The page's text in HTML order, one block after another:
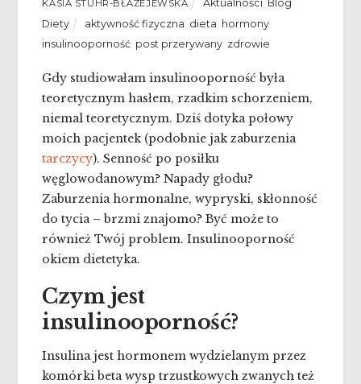
KASIA STUHR-BŁAŻEJEWSKA Aktualności Blog
Diety
aktywność fizyczna dieta hormony
insulinooporność post przerywany zdrowie
Gdy studiowałam insulinooporność była
teoretycznym hasłem, rzadkim schorzeniem,
niemal teoretycznym. Dziś dotyka połowy
moich pacjentek (podobnie jak zaburzenia
tarczycy). Senność po posiłku
węglowodanowym? Napady głodu?
Zaburzenia hormonalne, wypryski, skłonność
do tycia – brzmi znajomo? Być może to
również Twój problem. Insulinooporność
okiem dietetyka.
Czym jest
insulinooporność?
Insulina jest hormonem wydzielanym przez
komórki beta wysp trzustkowych zwanych też